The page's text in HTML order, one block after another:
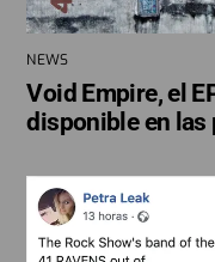
NEWS
Void Empire, el
disponible en